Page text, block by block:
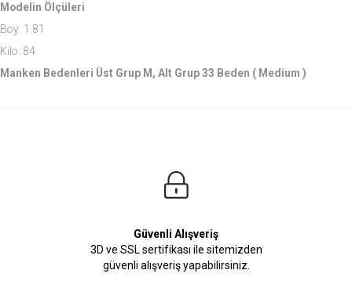
Modelin Ölçüleri
Boy: 1.81
Kilo: 84
Manken Bedenleri Üst Grup M, Alt Grup 33 Beden ( Medium )
Güvenli Alışveriş
3D ve SSL sertifikası ile sitemizden
güvenli alışveriş yapabilirsiniz.